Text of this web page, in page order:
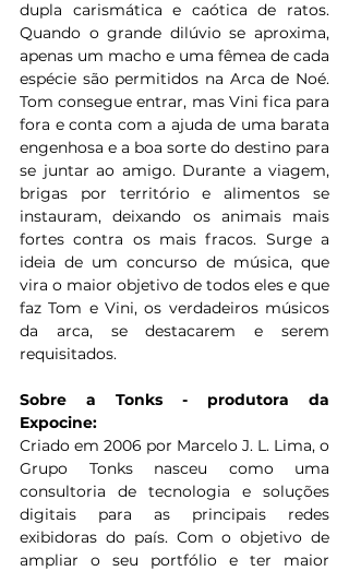
dupla carismática e caótica de ratos.
Quando o grande dilúvio se aproxima,
apenas um macho e uma fêmea de cada
espécie são permitidos na Arca de Noé.
Tom consegue entrar, mas Vini fica para
fora e conta com a ajuda de uma barata
engenhosa e a boa sorte do destino para
se juntar ao amigo. Durante a viagem,
brigas por território e alimentos se
instauram, deixando os animais mais
fortes contra os mais fracos. Surge a
ideia de um concurso de música, que
vira o maior objetivo de todos eles e que
faz Tom e Vini, os verdadeiros músicos
da arca, se destacarem e serem
requisitados.
Sobre a Tonks - produtora da
Expocine:
Criado em 2006 por Marcelo J. L. Lima, o
Grupo Tonks nasceu como uma
consultoria de tecnologia e soluções
digitais para as principais redes
exibidoras do país. Com o objetivo de
ampliar o seu portfólio e ter maior